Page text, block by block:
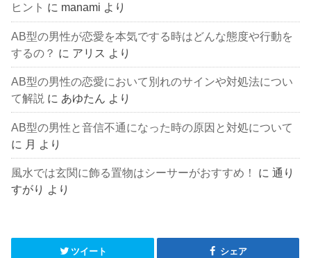
ヒント に manami より
AB型の男性が恋愛を本気でする時はどんな態度や行動を
するの？ に アリス より
AB型の男性の恋愛において別れのサインや対処法につい
て解説 に あゆたん より
AB型の男性と音信不通になった時の原因と対処について
に 月 より
風水では玄関に飾る置物はシーサーがおすすめ！ に通り
すがり より
ツイート シェア